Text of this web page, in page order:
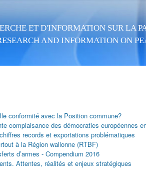
ET D'INFORMATION SUR LA
AND INFORMATION ON
conformité avec la Position commune?
complaisance des démocraties européennes
records et exportations problématiques
à la Région wallonne (RTBF)
d’armes - Compendium 2016
Attentes, réalités et enjeux stratégiques